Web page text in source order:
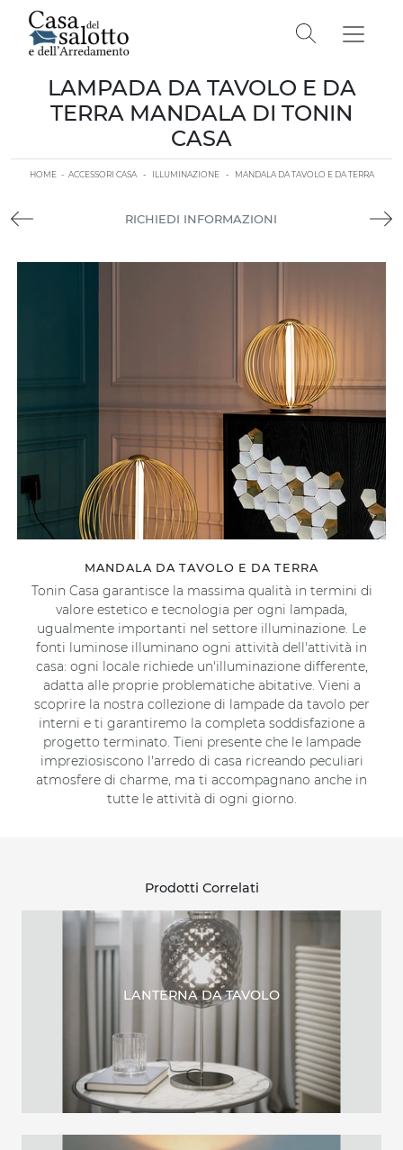
LAMPADA DA TAVOLO E DA
TERRA MANDALA DI TONIN
CASA
HOME - ACCESSORI CASA - ILLUMINAZIONE - MANDALA DA TAVOLO E DA TERRA
RICHIEDI INFORMAZIONI
MANDALA DA TAVOLO E DA TERRA
Tonin Casa garantisce la massima qualità in termini di
valore estetico e tecnologia per ogni lampada,
ugualmente importanti nel settore illuminazione. Le
fonti luminose illuminano ogni attività dell'attività in
casa: ogni locale richiede un'illuminazione differente,
adatta alle proprie problematiche abitative. Vieni a
scoprire la nostra collezione di lampade da tavolo per
interni e ti garantiremo la completa soddisfazione a
progetto terminato. Tieni presente che le lampade
impreziosiscono l'arredo di casa ricreando peculiari
atmosfere di charme, ma ti accompagnano anche in
tutte le attività di ogni giorno.
Prodotti Correlati
LANTERNA DA TAVOLO